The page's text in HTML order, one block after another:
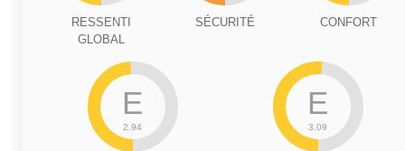
RESSENTI
GLOBAL
SÉCURITÉ CONFORT
E
2.94
E
3.09